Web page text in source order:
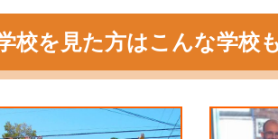
校を見た方はこんな学校